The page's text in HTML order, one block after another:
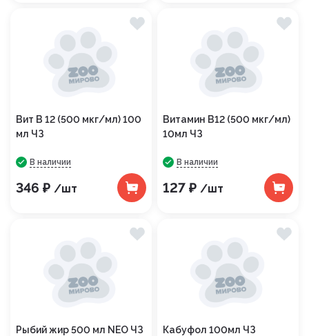
Вит В 12 (500 мкг/мл) 100
мл ЧЗ
В наличии
346 ₽ /шт
Витамин В12 (500 мкг/мл)
10мл ЧЗ
В наличии
127 ₽ /шт
Рыбий жир 500 мл NEO ЧЗ Кабуфол 100мл ЧЗ